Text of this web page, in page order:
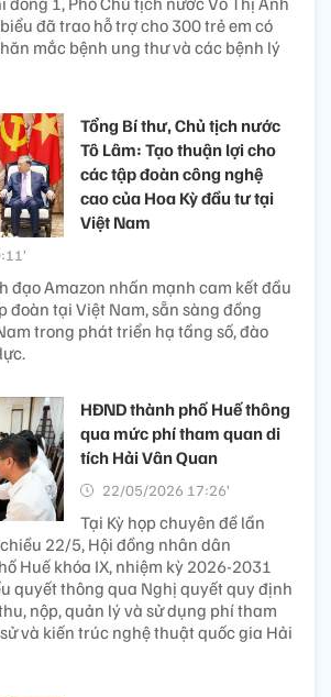
đã trao hỗ trợ cho 300 trẻ em có
mắc bệnh ung thư và các bệnh lý
Tổng Bí thư, Chủ tịch nước
Tô Lâm: Tạo thuận lợi cho
các tập đoàn công nghệ
cao của Hoa Kỳ đầu tư tại
Việt Nam
đạo Amazon nhấn mạnh cam kết đầu
đoàn tại Việt Nam, sẵn sàng đồng
trong phát triển hạ tầng số, đào
HĐND thành phố Huế thông
qua mức phí tham quan di
tích Hải Vân Quan
22/05/2026 17:26’
Tại Kỳ họp chuyên đề lần
22/5, Hội đồng nhân dân
Huế khóa IX, nhiệm kỳ 2026-2031
quyết thông qua Nghị quyết quy định
nộp, quản lý và sử dụng phí tham
và kiến trúc nghệ thuật quốc gia Hải